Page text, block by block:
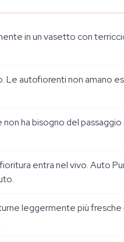
in un vasetto con
Le autofiorenti non amano
ha bisogno del passaggio
entra nel vivo. Auto
leggermente più fresche